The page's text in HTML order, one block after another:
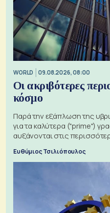
WORLD 09.08.2026, 08:00
Οι ακριβότερες
κόσμο
Παρά την εξάπλωση της
για τα καλύτερα ("prime")
αυξάνονται στις
Ευθύμιος Τσιλιόπουλος